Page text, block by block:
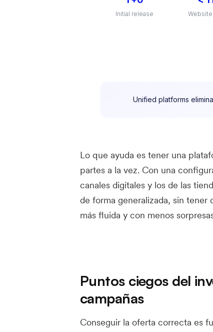
Initial release
Unified platforms
Lo que ayuda es tener una
partes a la vez. Con una
canales digitales y los de las
de forma generalizada, sin tener
más fluida y con menos
Puntos ciegos del
campañas
Conseguir la oferta correcta es